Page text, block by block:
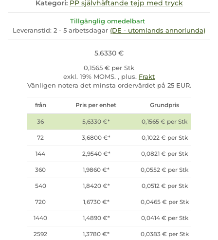
Kategori: PP självhäftande tejp med tryck
Tillgänglig omedelbart
Leveranstid: 2 - 5 arbetsdagar (DE - utomlands annorlunda)
5.6330 €
0,1565 € per Stk
exkl. 19% MOMS. , plus. Frakt
Vänligen notera det minsta ordervärdet på 25 EUR.
från Pris per enhet Grundpris
36 5,6330 €* 0,1565 € per Stk
72 3,6800 €* 0,1022 € per Stk
144 2,9540 €* 0,0821 € per Stk
360 1,9860 €* 0,0552 € per Stk
540 1,8420 €* 0,0512 € per Stk
720 1,6730 €* 0,0465 € per Stk
1440 1,4890 €* 0,0414 € per Stk
2592 1,3780 €* 0,0383 € per Stk